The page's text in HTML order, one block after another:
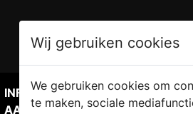
INFORMATIE
AANVRAGEN
Wij gebruiken cookies
We gebruiken cookies om
te maken, sociale